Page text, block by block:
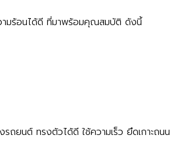
วามร้อนได้ดี ที่มาพร้อมคุณสมบัติ ดังนี้
ถยนต์ ทรงตัวได้ดี ใช้ความเร็ว ยึดเกาะถนน